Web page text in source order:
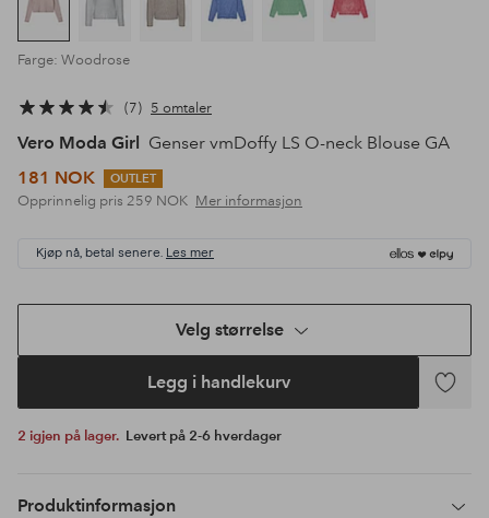
Farge: Woodrose
7 5 omtaler
Vero Moda Girl
Genser vmDoffy LS O-neck Blouse GA
181 NOK
OUTLET
Opprinnelig pris 259 NOK Mer informasjon
Kjøp nå, betal senere. Les mer
Velg størrelse
Legg i handlekurv
Legg
2 igjen på lager. Levert på 2-6 hverdager
Produktinformasjon